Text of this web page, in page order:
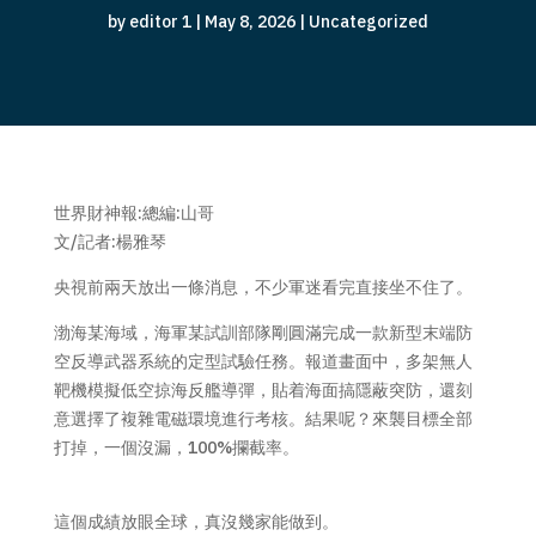
by editor 1| May 8, 2026| Uncategorized
世界財神報:總編:山哥
文/記者:楊雅琴
央視前兩天放出一條消息，不少軍迷看完直接坐不住了。
渤海某海域，海軍某試訓部隊剛圓滿完成一款新型末端防
空反導武器系統的定型試驗任務。報道畫面中，多架無人
靶機模擬低空掠海反艦導彈，貼着海面搞隱蔽突防，還刻
意選擇了複雜電磁環境進行考核。結果呢？來襲目標全部
打掉，一個沒漏，100%攔截率。
這個成績放眼全球，真沒幾家能做到。